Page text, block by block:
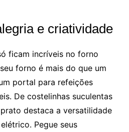
e criatividade
ficam incríveis no forno
forno é mais do que um
portal para refeições
De costelinhas suculentas
destaca a versatilidade
Pegue seus